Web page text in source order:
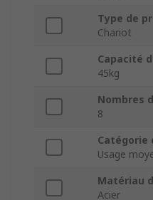
Type de
Chariot
Capacité
45kg
Nombres
8
Catégorie
Usage
Matériau
Acier